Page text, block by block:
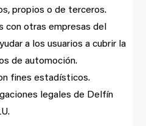
propios o de terceros.
con otras empresas del
a los usuarios a cubrir la
de automoción.
fines estadísticos.
legales de Delfín